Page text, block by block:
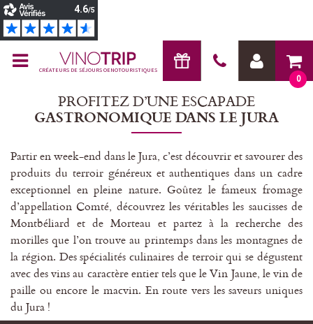
0
CRÉATEURS DE SÉJOURS OENOTOURISTIQUES
PROFITEZ D’UNE ESCAPADE
GASTRONOMIQUE DANS LE JURA
Partir en week-end dans le Jura, c’est découvrir et savourer des
produits du terroir généreux et authentiques dans un cadre
exceptionnel en pleine nature. Goûtez le fameux fromage
d’appellation Comté, découvrez les véritables les saucisses de
Montbéliard et de Morteau et partez à la recherche des
morilles que l’on trouve au printemps dans les montagnes de
la région. Des spécialités culinaires de terroir qui se dégustent
avec des vins au caractère entier tels que le Vin Jaune, le vin de
paille ou encore le macvin. En route vers les saveurs uniques
du Jura !